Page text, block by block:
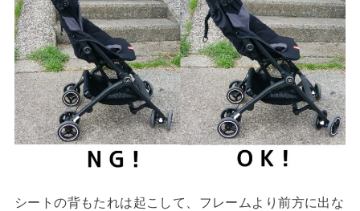
シートの背もたれは起こして、フレームより前方に出な